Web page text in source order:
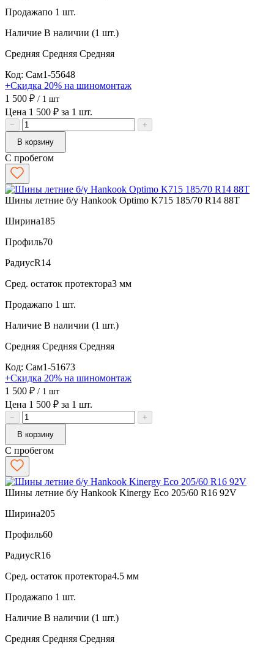
Продажапо 1 шт.
Наличие В наличии (1 шт.)
Средняя Средняя Средняя
Код: Сам1-55648
+Скидка 20% на шиномонтаж
1 500 ₽ / 1 шт
Цена 1 500 ₽ за 1 шт.
−
+
В корзину
С пробегом
Шины летние б/у Hankook Optimo K715 185/70 R14 88T
Ширина185
Профиль70
РадиусR14
Сред. остаток протектора3 мм
Продажапо 1 шт.
Наличие В наличии (1 шт.)
Средняя Средняя Средняя
Код: Сам1-51673
+Скидка 20% на шиномонтаж
1 500 ₽ / 1 шт
Цена 1 500 ₽ за 1 шт.
−
+
В корзину
С пробегом
Шины летние б/у Hankook Kinergy Eco 205/60 R16 92V
Ширина205
Профиль60
РадиусR16
Сред. остаток протектора4.5 мм
Продажапо 1 шт.
Наличие В наличии (1 шт.)
Средняя Средняя Средняя